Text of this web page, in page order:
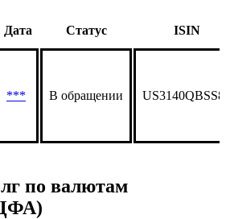
Дата Статус ISIN
*** В обращении
по валютам